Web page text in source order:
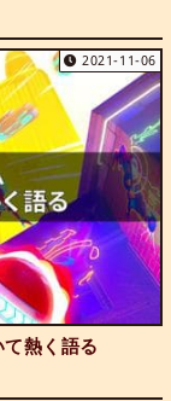
2021-11-06
熱く語る